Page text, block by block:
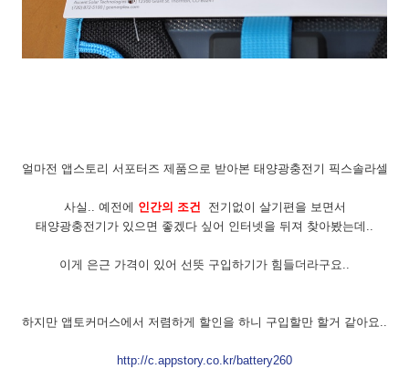
얼마전 앱스토리 서포터즈 제품으로 받아본 태양광충전기 픽스솔라셀
사실.. 예전에 인간의 조건 전기없이 살기편을 보면서
태양광충전기가 있으면 좋겠다 싶어 인터넷을 뒤져 찾아봤는데..
이게 은근 가격이 있어 선뜻 구입하기가 힘들더라구요..
하지만 앱토커머스에서 저렴하게 할인을 하니 구입할만 할거 같아요..
http://c.appstory.co.kr/battery260